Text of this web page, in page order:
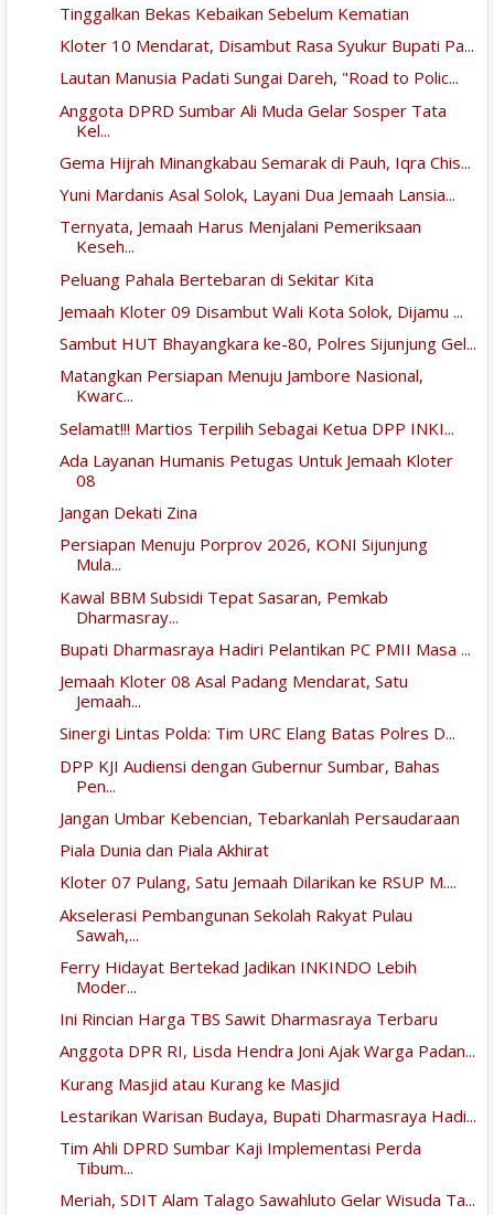
Tinggalkan Bekas Kebaikan Sebelum Kematian
Kloter 10 Mendarat, Disambut Rasa Syukur Bupati Pa...
Lautan Manusia Padati Sungai Dareh, "Road to Polic...
Anggota DPRD Sumbar Ali Muda Gelar Sosper Tata
Kel...
Gema Hijrah Minangkabau Semarak di Pauh, Iqra Chis...
Yuni Mardanis Asal Solok, Layani Dua Jemaah Lansia...
Ternyata, Jemaah Harus Menjalani Pemeriksaan
Keseh...
Peluang Pahala Bertebaran di Sekitar Kita
Jemaah Kloter 09 Disambut Wali Kota Solok, Dijamu ...
Sambut HUT Bhayangkara ke-80, Polres Sijunjung Gel...
Matangkan Persiapan Menuju Jambore Nasional,
Kwarc...
Selamat!!! Martios Terpilih Sebagai Ketua DPP INKI...
Ada Layanan Humanis Petugas Untuk Jemaah Kloter
08
Jangan Dekati Zina
Persiapan Menuju Porprov 2026, KONI Sijunjung
Mula...
Kawal BBM Subsidi Tepat Sasaran, Pemkab
Dharmasray...
Bupati Dharmasraya Hadiri Pelantikan PC PMII Masa ...
Jemaah Kloter 08 Asal Padang Mendarat, Satu
Jemaah...
Sinergi Lintas Polda: Tim URC Elang Batas Polres D...
DPP KJI Audiensi dengan Gubernur Sumbar, Bahas
Pen...
Jangan Umbar Kebencian, Tebarkanlah Persaudaraan
Piala Dunia dan Piala Akhirat
Kloter 07 Pulang, Satu Jemaah Dilarikan ke RSUP M....
Akselerasi Pembangunan Sekolah Rakyat Pulau
Sawah,...
Ferry Hidayat Bertekad Jadikan INKINDO Lebih
Moder...
Ini Rincian Harga TBS Sawit Dharmasraya Terbaru
Anggota DPR RI, Lisda Hendra Joni Ajak Warga Padan...
Kurang Masjid atau Kurang ke Masjid
Lestarikan Warisan Budaya, Bupati Dharmasraya Hadi...
Tim Ahli DPRD Sumbar Kaji Implementasi Perda
Tibum...
Meriah, SDIT Alam Talago Sawahluto Gelar Wisuda Ta...